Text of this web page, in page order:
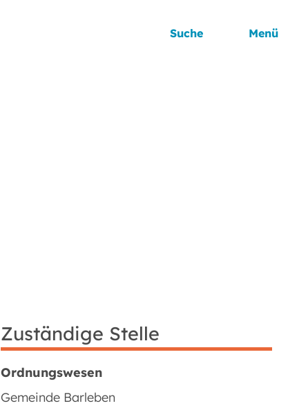
Suche Menü
Zuständige Stelle
Ordnungswesen
Gemeinde Barleben